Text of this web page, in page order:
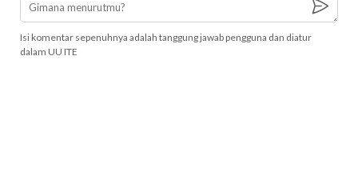
Isi komentar sepenuhnya adalah tanggung jawab pengguna dan diatur
dalam UU ITE